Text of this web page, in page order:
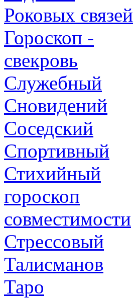
Роковых связей
Гороскоп -
свекровь
Служебный
Сновидений
Соседский
Спортивный
Стихийный
гороскоп
совместимости
Стрессовый
Талисманов
Таро